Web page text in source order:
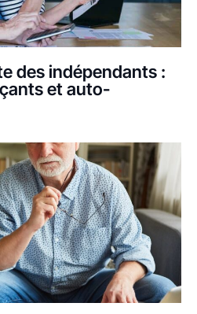
des indépendants :
et auto-